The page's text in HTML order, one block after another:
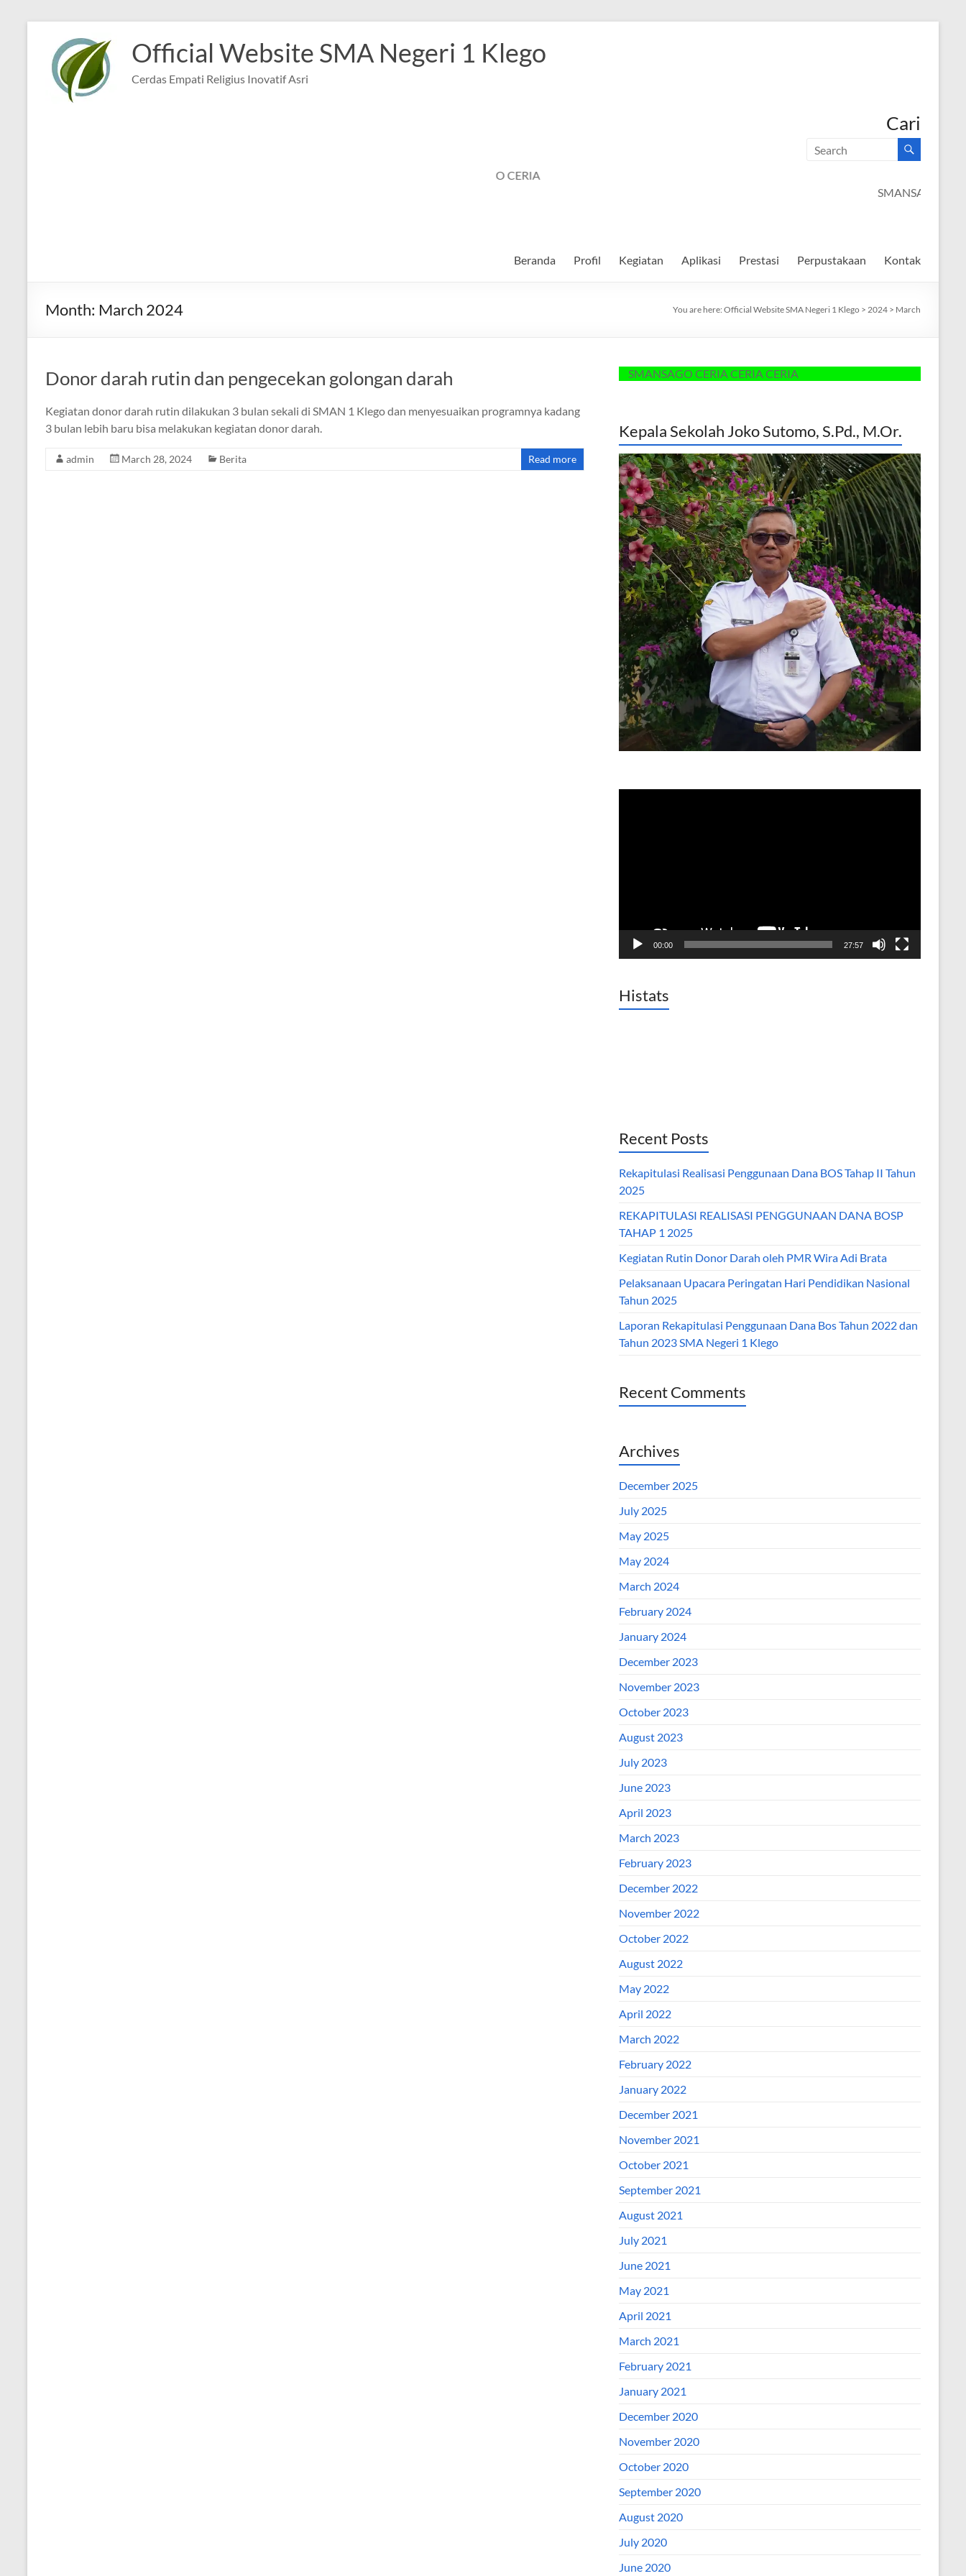
content
Official Website SMA Negeri 1 Klego
Cerdas Empati Religius Inovatif Asri
Cari
Beranda Profil Kegiatan Aplikasi Prestasi Perpustakaan Kontak
Month: March 2024 You are here: Official Website SMA Negeri 1 Klego > 2024 > March
Donor darah rutin dan pengecekan golongan darah
Kegiatan donor darah rutin dilakukan 3 bulan sekali di SMAN 1 Klego dan menyesuaikan programnya kadang
3 bulan lebih baru bisa melakukan kegiatan donor darah.
admin March 28, 2024 Berita Read more
SMANSAGO CERIA CERIA CERIA
Kepala Sekolah Joko Sutomo, S.Pd., M.Or.
00:00 27:57
Histats
Recent Posts
Rekapitulasi Realisasi Penggunaan Dana BOS Tahap II Tahun
2025
REKAPITULASI REALISASI PENGGUNAAN DANA BOSP
TAHAP 1 2025
Kegiatan Rutin Donor Darah oleh PMR Wira Adi Brata
Pelaksanaan Upacara Peringatan Hari Pendidikan Nasional
Tahun 2025
Laporan Rekapitulasi Penggunaan Dana Bos Tahun 2022 dan
Tahun 2023 SMA Negeri 1 Klego
Recent Comments
Archives
December 2025
July 2025
May 2025
May 2024
March 2024
February 2024
January 2024
December 2023
November 2023
October 2023
August 2023
July 2023
June 2023
April 2023
March 2023
February 2023
December 2022
November 2022
October 2022
August 2022
May 2022
April 2022
March 2022
February 2022
January 2022
December 2021
November 2021
October 2021
September 2021
August 2021
July 2021
June 2021
May 2021
April 2021
March 2021
February 2021
January 2021
December 2020
November 2020
October 2020
September 2020
August 2020
July 2020
June 2020